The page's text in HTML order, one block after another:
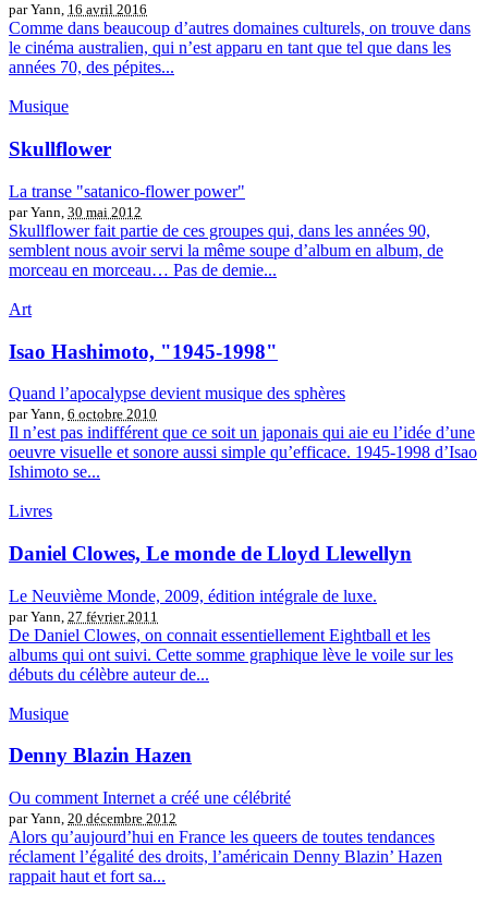
par Yann, 16 avril 2016
Comme dans beaucoup d’autres domaines culturels, on trouve dans
le cinéma australien, qui n’est apparu en tant que tel que dans les
années 70, des pépites...
Musique
Skullflower
La transe "satanico-flower power"
par Yann, 30 mai 2012
Skullflower fait partie de ces groupes qui, dans les années 90,
semblent nous avoir servi la même soupe d’album en album, de
morceau en morceau… Pas de demie...
Art
Isao Hashimoto, "1945-1998"
Quand l’apocalypse devient musique des sphères
par Yann, 6 octobre 2010
Il n’est pas indifférent que ce soit un japonais qui aie eu l’idée d’une
oeuvre visuelle et sonore aussi simple qu’efficace. 1945-1998 d’Isao
Ishimoto se...
Livres
Daniel Clowes, Le monde de Lloyd Llewellyn
Le Neuvième Monde, 2009, édition intégrale de luxe.
par Yann, 27 février 2011
De Daniel Clowes, on connait essentiellement Eightball et les
albums qui ont suivi. Cette somme graphique lève le voile sur les
débuts du célèbre auteur de...
Musique
Denny Blazin Hazen
Ou comment Internet a créé une célébrité
par Yann, 20 décembre 2012
Alors qu’aujourd’hui en France les queers de toutes tendances
réclament l’égalité des droits, l’américain Denny Blazin’ Hazen
rappait haut et fort sa...